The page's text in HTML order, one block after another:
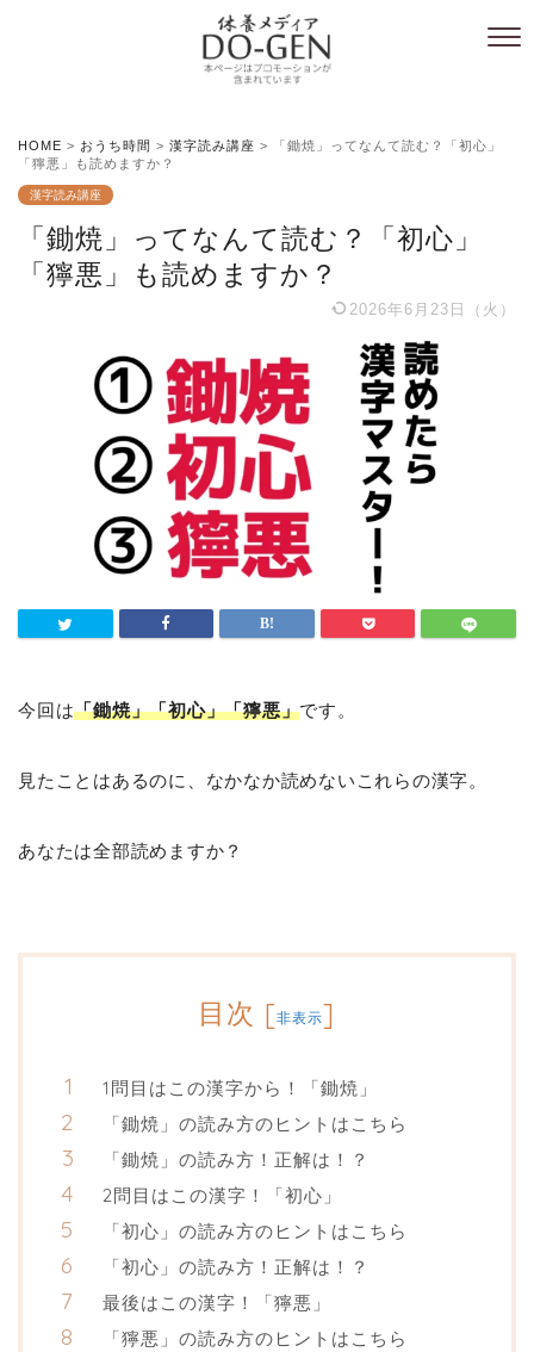
HOME > おうち時間 > 漢字読み講座 >
「鋤焼」ってなんて読む？「初心」
「獰悪」も読めますか？
漢字読み講座
「鋤焼」ってなんて読む？「初心」
「獰悪」も読めますか？
2026年6月23日（火）
今回は「鋤焼」「初心」「獰悪」です。
見たことはあるのに、なかなか読めないこれらの漢字。
あなたは全部読めますか？
目次 [非表示]
1問目はこの漢字から！「鋤焼」
「鋤焼」の読み方のヒントはこちら
「鋤焼」の読み方！正解は！？
2問目はこの漢字！「初心」
「初心」の読み方のヒントはこちら
「初心」の読み方！正解は！？
最後はこの漢字！「獰悪」
「獰悪」の読み方のヒントはこちら